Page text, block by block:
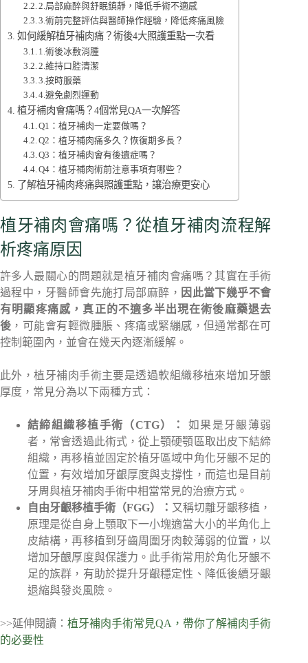
2.局部麻醉與舒眠鎮靜，降低手術不適感
3.術前完整評估與醫師操作經驗，降低疼痛風險
如何緩解植牙補肉痛？術後4大照護重點一次看
1.術後冰敷消腫
2.維持口腔清潔
3.按時服藥
4.避免劇烈運動
植牙補肉會痛嗎？4個常見QA一次解答
Q1：植牙補肉一定要做嗎？
Q2：植牙補肉痛多久？恢復期多長？
Q3：植牙補肉會有後遺症嗎？
Q4：植牙補肉術前注意事項有哪些？
了解植牙補肉疼痛與照護重點，讓治療更安心
植牙補肉會痛嗎？從植牙補肉流程解
析疼痛原因
許多人最關心的問題就是植牙補肉會痛嗎？其實在手術
過程中，牙醫師會先施打局部麻醉， 因此當下幾乎不會
有明顯疼痛感，真正的不適多半出現在術後麻藥退去
後 ，可能會有輕微腫脹、疼痛或緊繃感，但通常都在可
控制範圍內，並會在幾天內逐漸緩解。
此外，植牙補肉手術主要是透過軟組織移植來增加牙齦
厚度，常見分為以下兩種方式：
結締組織移植手術 （CTG）：
如果是牙齦薄弱
者，常會透過此術式，從上顎硬顎區取出皮下結締
組織，再移植並固定於植牙區域中角化牙齦不足的
位置，有效增加牙齦厚度與支撐性，而這也是目前
牙周與植牙補肉手術中相當常見的治療方式。
自由牙齦移植手術（FGG）： 又稱切離牙齦移植，
原理是從自身上顎取下一小塊適當大小的半角化上
皮結構，再移植到牙齒周圍牙肉較薄弱的位置，以
增加牙齦厚度與保護力。此手術常用於角化牙齦不
足的族群，有助於提升牙齦穩定性、降低後續牙齦
退縮與發炎風險。
>>延伸閱讀：植牙補肉手術常見QA，帶你了解補肉手術
的必要性